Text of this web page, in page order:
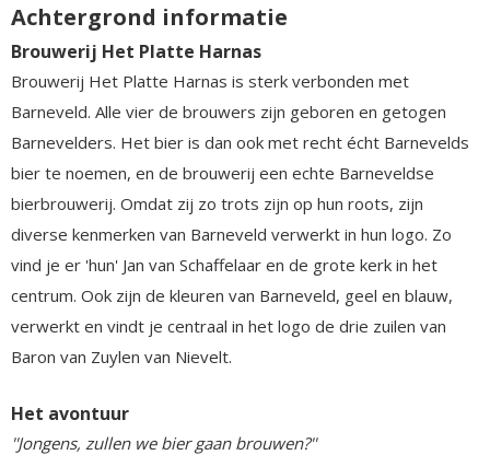
Achtergrond informatie
Brouwerij Het Platte Harnas
Brouwerij Het Platte Harnas is sterk verbonden met
Barneveld. Alle vier de brouwers zijn geboren en getogen
Barnevelders. Het bier is dan ook met recht écht Barnevelds
bier te noemen, en de brouwerij een echte Barneveldse
bierbrouwerij. Omdat zij zo trots zijn op hun roots, zijn
diverse kenmerken van Barneveld verwerkt in hun logo. Zo
vind je er 'hun' Jan van Schaffelaar en de grote kerk in het
centrum. Ook zijn de kleuren van Barneveld, geel en blauw,
verwerkt en vindt je centraal in het logo de drie zuilen van
Baron van Zuylen van Nievelt.
Het avontuur
''Jongens, zullen we bier gaan brouwen?''